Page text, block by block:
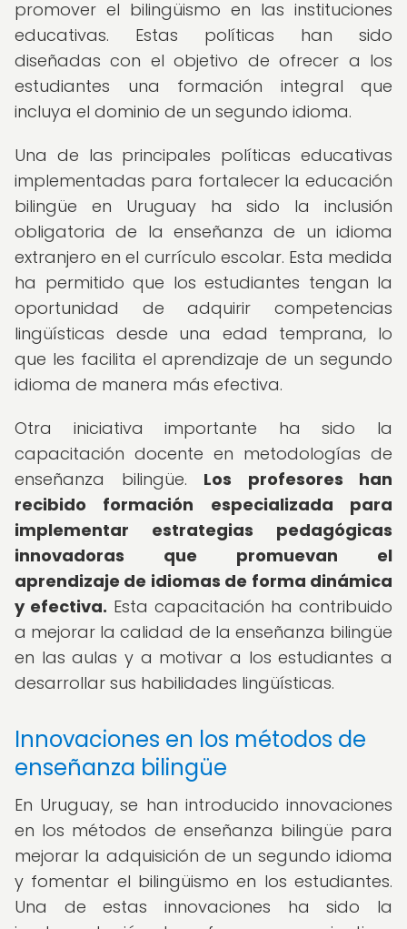
promover el bilingüismo en las instituciones
educativas. Estas políticas han sido
diseñadas con el objetivo de ofrecer a los
estudiantes una formación integral que
incluya el dominio de un segundo idioma.
Una de las principales políticas educativas
implementadas para fortalecer la educación
bilingüe en Uruguay ha sido la inclusión
obligatoria de la enseñanza de un idioma
extranjero en el currículo escolar. Esta medida
ha permitido que los estudiantes tengan la
oportunidad de adquirir competencias
lingüísticas desde una edad temprana, lo
que les facilita el aprendizaje de un segundo
idioma de manera más efectiva.
Otra iniciativa importante ha sido la
capacitación docente en metodologías de
enseñanza bilingüe. Los profesores han
recibido formación especializada para
implementar estrategias pedagógicas
innovadoras que promuevan el
aprendizaje de idiomas de forma dinámica
y efectiva. Esta capacitación ha contribuido
a mejorar la calidad de la enseñanza bilingüe
en las aulas y a motivar a los estudiantes a
desarrollar sus habilidades lingüísticas.
Innovaciones en los métodos de
enseñanza bilingüe
En Uruguay, se han introducido innovaciones
en los métodos de enseñanza bilingüe para
mejorar la adquisición de un segundo idioma
y fomentar el bilingüismo en los estudiantes.
Una de estas innovaciones ha sido la